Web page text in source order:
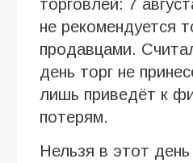
торговлей: 7
не рекомендуется
продавцами.
день торг не
лишь приведёт к
потерям.
Нельзя в этот день